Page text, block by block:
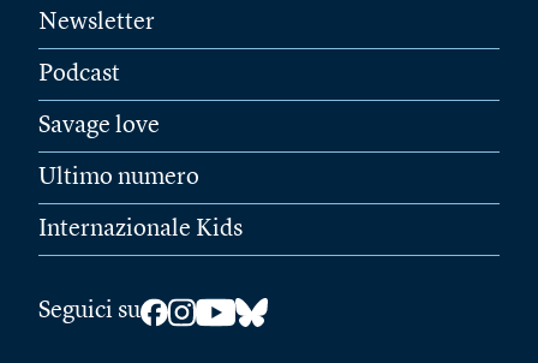
Newsletter
Podcast
Savage love
Ultimo numero
Internazionale Kids
Seguici su